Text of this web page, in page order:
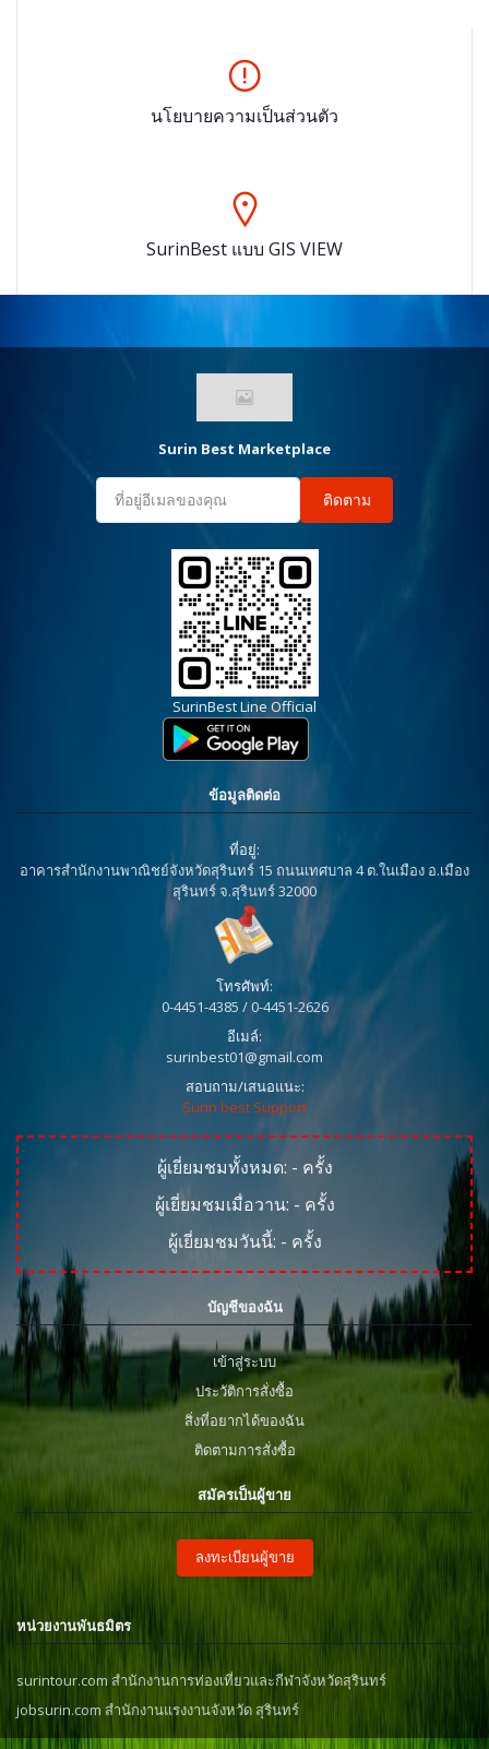
นโยบายความเป็นส่วนตัว
SurinBest แบบ GIS VIEW
Surin Best Marketplace
ติดตาม
SurinBest Line Official
ข้อมูลติดต่อ
ที่อยู่:
อาคารสำนักงานพาณิชย์จังหวัดสุรินทร์ 15 ถนนเทศบาล 4 ต.ในเมือง อ.เมือง
สุรินทร์ จ.สุรินทร์ 32000
โทรศัพท์:
0-4451-4385 / 0-4451-2626
อีเมล์:
surinbest01@gmail.com
สอบถาม/เสนอแนะ:
Surin best Support
ผู้เยี่ยมชมทั้งหมด: - ครั้ง
ผู้เยี่ยมชมเมื่อวาน: - ครั้ง
ผู้เยี่ยมชมวันนี้: - ครั้ง
บัญชีของฉัน
เข้าสู่ระบบ
ประวัติการสั่งซื้อ
สิ่งที่อยากได้ของฉัน
ติดตามการสั่งซื้อ
สมัครเป็นผู้ขาย
ลงทะเบียนผู้ขาย
หน่วยงานพันธมิตร
surintour.com สำนักงานการท่องเที่ยวและกีฬาจังหวัดสุรินทร์
jobsurin.com สำนักงานแรงงานจังหวัด สุรินทร์